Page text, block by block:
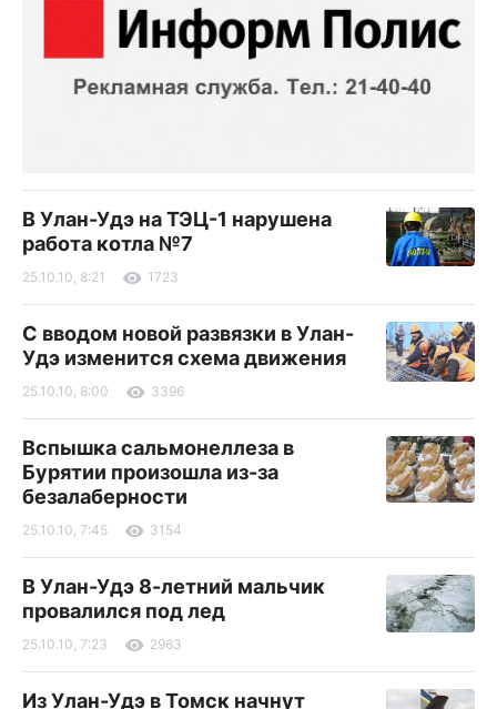
В Улан-Удэ на ТЭЦ-1 нарушена
работа котла №7
25.10.10, 8:21 1723
С вводом новой развязки в Улан-
Удэ изменится схема движения
25.10.10, 8:00 3396
Вспышка сальмонеллеза в
Бурятии произошла из-за
безалаберности
25.10.10, 7:45 3154
В Улан-Удэ 8-летний мальчик
провалился под лед
25.10.10, 7:23 2963
Из Улан-Удэ в Томск начнут